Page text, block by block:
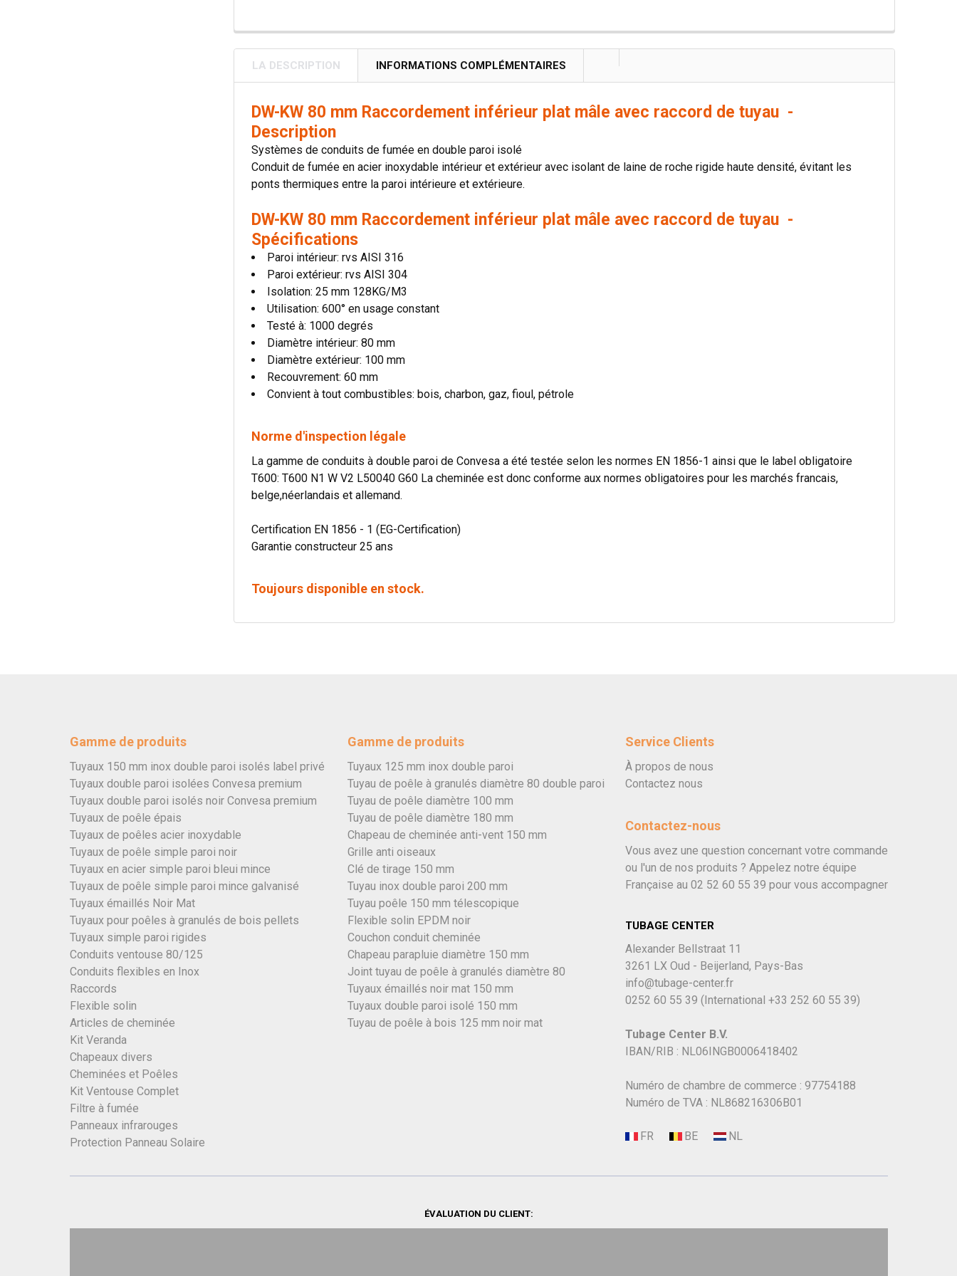
LA DESCRIPTION INFORMATIONS COMPLÉMENTAIRES
DW-KW 80 mm Raccordement inférieur plat mâle avec raccord de tuyau -
Description
Systèmes de conduits de fumée en double paroi isolé
Conduit de fumée en acier inoxydable intérieur et extérieur avec isolant de laine de roche rigide haute densité, évitant les
ponts thermiques entre la paroi intérieure et extérieure.
DW-KW 80 mm Raccordement inférieur plat mâle avec raccord de tuyau -
Spécifications
Paroi intérieur: rvs AISI 316
Paroi extérieur: rvs AISI 304
Isolation: 25 mm 128KG/M3
Utilisation: 600° en usage constant
Testé à: 1000 degrés
Diamètre intérieur: 80 mm
Diamètre extérieur: 100 mm
Recouvrement: 60 mm
Convient à tout combustibles: bois, charbon, gaz, fioul, pétrole
Norme d'inspection légale
La gamme de conduits à double paroi de Convesa a été testée selon les normes EN 1856-1 ainsi que le label obligatoire
T600: T600 N1 W V2 L50040 G60 La cheminée est donc conforme aux normes obligatoires pour les marchés francais,
belge,néerlandais et allemand.
Certification EN 1856 - 1 (EG-Certification)
Garantie constructeur 25 ans
Toujours disponible en stock.
Gamme de produits
Tuyaux 150 mm inox double paroi isolés label privé
Tuyaux double paroi isolées Convesa premium
Tuyaux double paroi isolés noir Convesa premium
Tuyaux de poêle épais
Tuyaux de poêles acier inoxydable
Tuyaux de poêle simple paroi noir
Tuyaux en acier simple paroi bleui mince
Tuyaux de poêle simple paroi mince galvanisé
Tuyaux émaillés Noir Mat
Tuyaux pour poêles à granulés de bois pellets
Tuyaux simple paroi rigides
Conduits ventouse 80/125
Conduits flexibles en Inox
Raccords
Flexible solin
Articles de cheminée
Kit Veranda
Chapeaux divers
Cheminées et Poêles
Kit Ventouse Complet
Filtre à fumée
Panneaux infrarouges
Protection Panneau Solaire
Gamme de produits
Tuyaux 125 mm inox double paroi
Tuyau de poêle à granulés diamètre 80 double paroi
Tuyau de poêle diamètre 100 mm
Tuyau de poêle diamètre 180 mm
Chapeau de cheminée anti-vent 150 mm
Grille anti oiseaux
Clé de tirage 150 mm
Tuyau inox double paroi 200 mm
Tuyau poêle 150 mm télescopique
Flexible solin EPDM noir
Couchon conduit cheminée
Chapeau parapluie diamètre 150 mm
Joint tuyau de poêle à granulés diamètre 80
Tuyaux émaillés noir mat 150 mm
Tuyaux double paroi isolé 150 mm
Tuyau de poêle à bois 125 mm noir mat
Service Clients
À propos de nous
Contactez nous
Contactez-nous
Vous avez une question concernant votre commande
ou l'un de nos produits ? Appelez notre équipe
Française au 02 52 60 55 39 pour vous accompagner
TUBAGE CENTER
Alexander Bellstraat 11
3261 LX Oud - Beijerland, Pays-Bas
info@tubage-center.fr
0252 60 55 39 (International +33 252 60 55 39)
Tubage Center B.V.
IBAN/RIB : NL06INGB0006418402
Numéro de chambre de commerce : 97754188
Numéro de TVA : NL868216306B01
ÉVALUATION DU CLIENT: